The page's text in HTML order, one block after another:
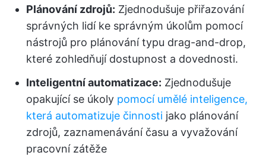
Plánování zdrojů: Zjednodušuje přiřazování
správných lidí ke správným úkolům pomocí
nástrojů pro plánování typu drag-and-drop,
které zohledňují dostupnost a dovednosti.
Inteligentní automatizace: Zjednodušuje
opakující se úkoly pomocí umělé inteligence,
která automatizuje činnosti jako plánování
zdrojů, zaznamenávání času a vyvažování
pracovní zátěže